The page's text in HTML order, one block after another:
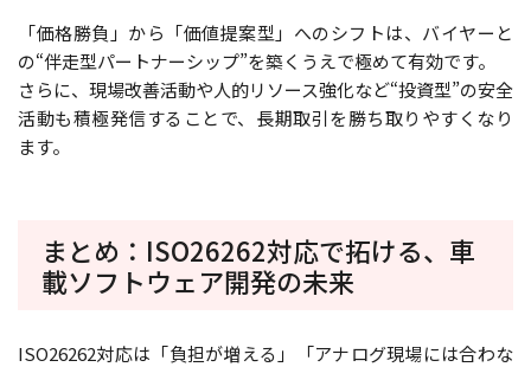
「価格勝負」から「価値提案型」へのシフトは、バイヤーと
の“伴走型パートナーシップ”を築くうえで極めて有効です。
さらに、現場改善活動や人的リソース強化など“投資型”の安全
活動も積極発信することで、長期取引を勝ち取りやすくなり
ます。
まとめ：ISO26262対応で拓ける、車
載ソフトウェア開発の未来
ISO26262対応は「負担が増える」「アナログ現場には合わな